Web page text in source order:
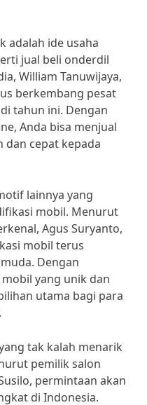
adalah ide usaha
jual beli onderdil
William Tanuwijaya,
berkembang pesat
tahun ini. Dengan
Anda bisa menjual
dan cepat kepada
lainnya yang
mobil. Menurut
Agus Suryanto,
mobil terus
Dengan
yang unik dan
utama bagi para
tak kalah menarik
pemilik salon
permintaan akan
di Indonesia.